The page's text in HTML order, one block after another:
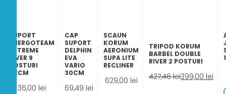
SUPORT
ENERGOTEAM
EXTREME
RIVER 9
POSTURI
42CM
36,00 lei
CAP
SUPORT
DELPHIN
EVA
VARIO
30CM
69,49 lei
SCAUN
KORUM
AERONIUM
SUPA LITE
RECLINER
629,00 lei
TRIPOD KORUM
BARBEL DOUBLE
RIVER 2 POSTURI
427,46leiPrețul
399,00 lei
Prețul